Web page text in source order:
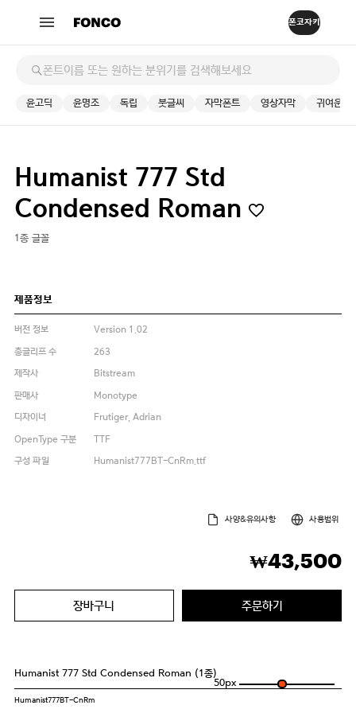
윤고딕 윤명조 독립 붓글씨 자막폰트 영상자막 귀여운
Humanist 777 Std
Condensed Roman
1종 글꼴
제품정보
버전 정보
Version 1.02
총글리프 수
263
제작사
Bitstream
판매사
Monotype
디자이너
Frutiger, Adrian
OpenType 구분
TTF
구성 파일
Humanist777BT-CnRm.ttf
사양&유의사항 사용범위
₩43,500
장바구니 주문하기
Humanist 777 Std Condensed Roman (1종)
50px
Humanist777BT-CnRm